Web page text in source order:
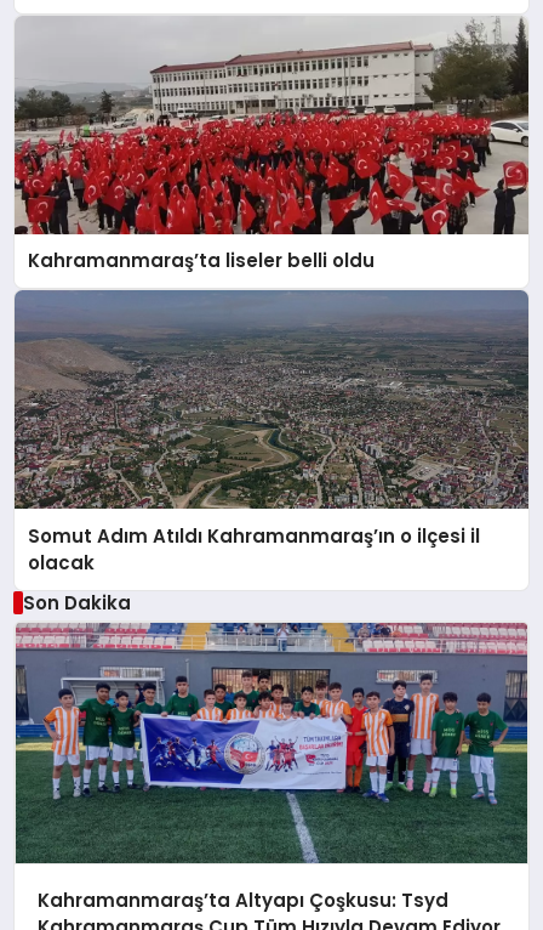
Kahramanmaraş’ta liseler belli oldu
Somut Adım Atıldı Kahramanmaraş’ın o ilçesi il
olacak
Son Dakika
Kahramanmaraş’ta Altyapı Çoşkusu: Tsyd